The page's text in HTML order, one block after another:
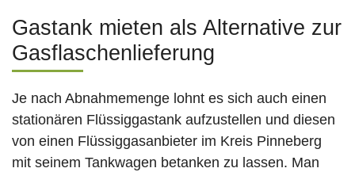
Gastank mieten als Alternative zur
Gasflaschenlieferung
Je nach Abnahmemenge lohnt es sich auch einen
stationären Flüssiggastank aufzustellen und diesen
von einen Flüssiggasanbieter im Kreis Pinneberg
mit seinem Tankwagen betanken zu lassen. Man